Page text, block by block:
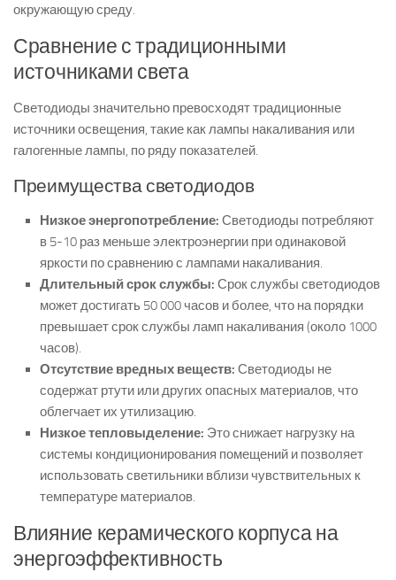
окружающую среду.
Сравнение с традиционными
источниками света
Светодиоды значительно превосходят традиционные
источники освещения, такие как лампы накаливания или
галогенные лампы, по ряду показателей.
Преимущества светодиодов
Низкое энергопотребление: Светодиоды потребляют
в 5-10 раз меньше электроэнергии при одинаковой
яркости по сравнению с лампами накаливания.
Длительный срок службы: Срок службы светодиодов
может достигать 50 000 часов и более, что на порядки
превышает срок службы ламп накаливания (около 1000
часов).
Отсутствие вредных веществ: Светодиоды не
содержат ртути или других опасных материалов, что
облегчает их утилизацию.
Низкое тепловыделение: Это снижает нагрузку на
системы кондиционирования помещений и позволяет
использовать светильники вблизи чувствительных к
температуре материалов.
Влияние керамического корпуса на
энергоэффективность